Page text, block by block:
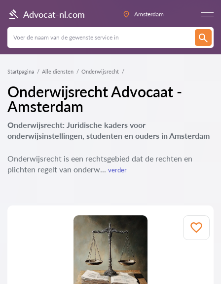
Advocat-nl.com Amsterdam
Startpagina Alle diensten Onderwijsrecht
Onderwijsrecht Advocaat -
Amsterdam
Onderwijsrecht: Juridische kaders voor
onderwijsinstellingen, studenten en ouders in Amsterdam
Onderwijsrecht is een rechtsgebied dat de rechten en
plichten regelt van onderw... verder